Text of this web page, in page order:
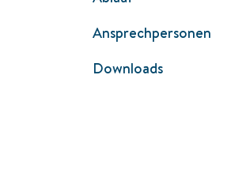
Ansprechpersonen
Downloads